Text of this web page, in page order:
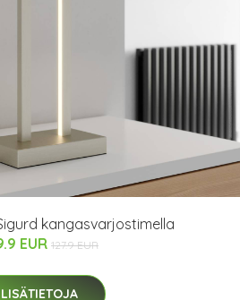
kangasvarjostimella
EUR 127.9 EUR
LISÄTIETOJA